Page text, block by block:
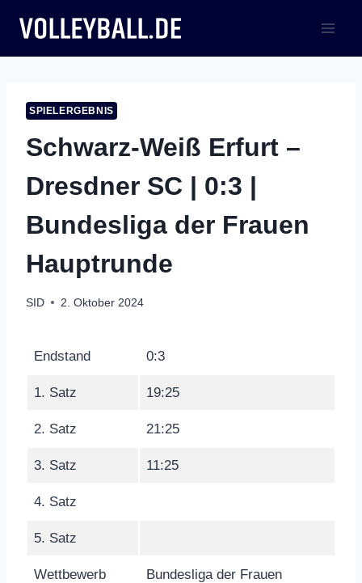
Inhalt
springen
SPIELERGEBNIS
Schwarz-Weiß Erfurt –
Dresdner SC | 0:3 |
Bundesliga der Frauen
Hauptrunde
SID 2. Oktober 2024
Endstand 0:3
1. Satz 19:25
2. Satz 21:25
3. Satz 11:25
4. Satz
5. Satz
Wettbewerb Bundesliga der Frauen